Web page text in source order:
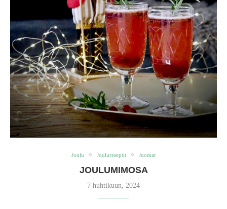
Joulu Joulureseptit Juomat
JOULUMIMOSA
7 huhtikuun, 2024